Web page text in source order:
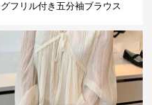
グフリル付き五分袖ブラウス